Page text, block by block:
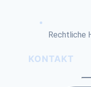
Rechtliche
KONTAKT